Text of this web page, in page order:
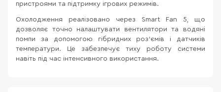
пристроями та підтримку ігрових режимів.
Охолодження реалізовано через Smart Fan 5, що
дозволяє точно налаштувати вентилятори та водяні
помпи за допомогою гібридних роз’ємів і датчиків
температури. Це забезпечує тиху роботу системи
навіть під час інтенсивного використання.